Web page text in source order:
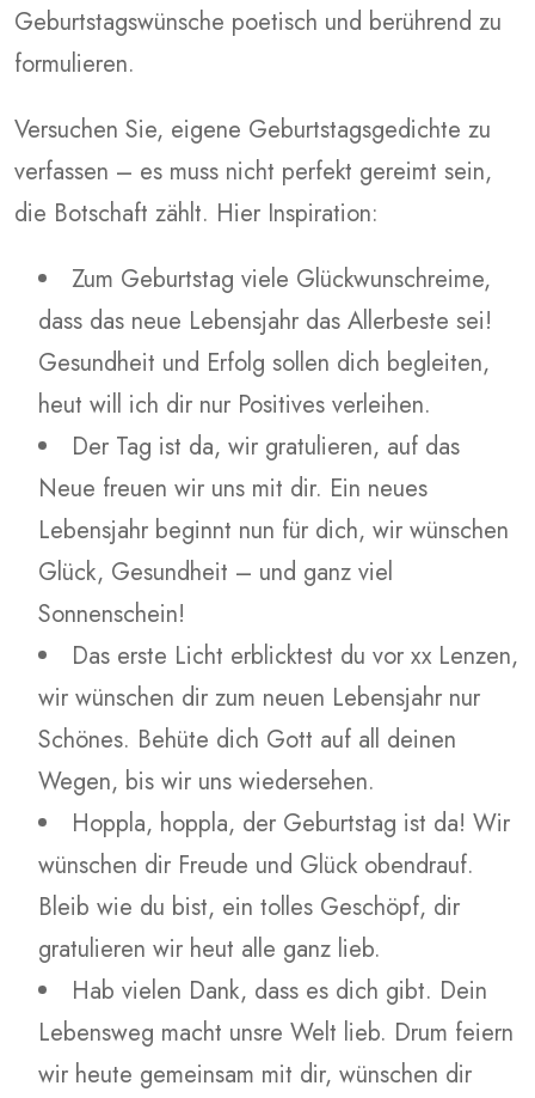
Geburtstagswünsche poetisch und berührend zu
formulieren.
Versuchen Sie, eigene Geburtstagsgedichte zu
verfassen – es muss nicht perfekt gereimt sein,
die Botschaft zählt. Hier Inspiration:
Zum Geburtstag viele Glückwunschreime,
dass das neue Lebensjahr das Allerbeste sei!
Gesundheit und Erfolg sollen dich begleiten,
heut will ich dir nur Positives verleihen.
Der Tag ist da, wir gratulieren, auf das
Neue freuen wir uns mit dir. Ein neues
Lebensjahr beginnt nun für dich, wir wünschen
Glück, Gesundheit – und ganz viel
Sonnenschein!
Das erste Licht erblicktest du vor xx Lenzen,
wir wünschen dir zum neuen Lebensjahr nur
Schönes. Behüte dich Gott auf all deinen
Wegen, bis wir uns wiedersehen.
Hoppla, hoppla, der Geburtstag ist da! Wir
wünschen dir Freude und Glück obendrauf.
Bleib wie du bist, ein tolles Geschöpf, dir
gratulieren wir heut alle ganz lieb.
Hab vielen Dank, dass es dich gibt. Dein
Lebensweg macht unsre Welt lieb. Drum feiern
wir heute gemeinsam mit dir, wünschen dir